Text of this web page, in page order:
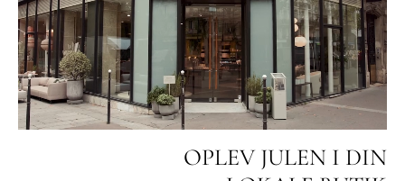
OPLEV JULEN I DIN